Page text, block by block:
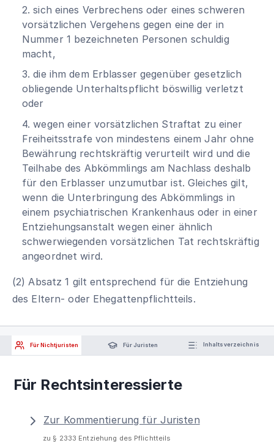
2. sich eines Verbrechens oder eines schweren
vorsätzlichen Vergehens gegen eine der in
Nummer 1 bezeichneten Personen schuldig
macht,
3. die ihm dem Erblasser gegenüber gesetzlich
obliegende Unterhaltspflicht böswillig verletzt
oder
4. wegen einer vorsätzlichen Straftat zu einer
Freiheitsstrafe von mindestens einem Jahr ohne
Bewährung rechtskräftig verurteilt wird und die
Teilhabe des Abkömmlings am Nachlass deshalb
für den Erblasser unzumutbar ist. Gleiches gilt,
wenn die Unterbringung des Abkömmlings in
einem psychiatrischen Krankenhaus oder in einer
Entziehungsanstalt wegen einer ähnlich
schwerwiegenden vorsätzlichen Tat rechtskräftig
angeordnet wird.
(2) Absatz 1 gilt entsprechend für die Entziehung
des Eltern- oder Ehegattenpflichtteils.
Für Nichtjuristen Für Juristen Inhaltsverzeichnis
Für Rechtsinteressierte
Zur Kommentierung für Juristen
zu § 2333 Entziehung des Pflichtteils